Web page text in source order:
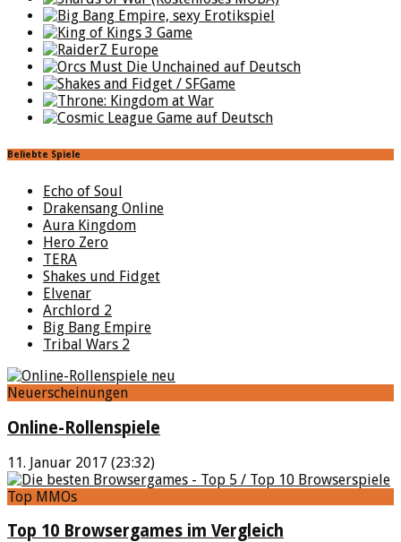
Beliebte Spiele
Echo of Soul
Drakensang Online
Aura Kingdom
Hero Zero
TERA
Shakes und Fidget
Elvenar
Archlord 2
Big Bang Empire
Tribal Wars 2
Neuerscheinungen
Online-Rollenspiele
11. Januar 2017 (23:32)
Top MMOs
Top 10 Browsergames im Vergleich